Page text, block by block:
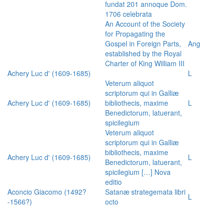
fundat 201 annoque Dom.
1706 celebrata
An Account of the Society
for Propagating the
Gospel in Foreign Parts,
established by the Royal
Charter of King William III
Ang
Achery Luc d' (1609-1685) L
Achery Luc d' (1609-1685)
Veterum aliquot
scriptorum qui in Galliæ
bibliothecis, maxime
Benedictorum, latuerant,
spicilegium
L
Achery Luc d' (1609-1685)
Veterum aliquot
scriptorum qui in Galliæ
bibliothecis, maxime
Benedictorum, latuerant,
spicilegium […] Nova
editio
L
Aconcio Giacomo (1492?
-1566?)
Satanæ strategemata libri
octo
L